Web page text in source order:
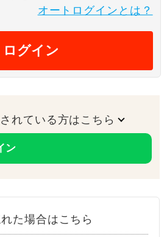
オートログインとは？
ログイン
れている方はこちら
ン
た場合はこちら